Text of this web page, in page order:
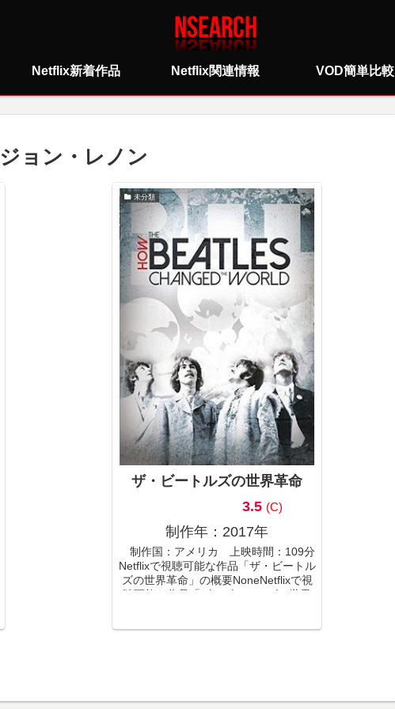
Netflix新着作品 Netflix関連情報 VOD簡単比較
ジョン・レノン
未分類
ザ・ビートルズの世界革命
3.5 (C)
制作年：2017年
制作国：アメリカ 上映時間：109分
Netflixで視聴可能な作品「ザ・ビートル
ズの世界革命」の概要NoneNetflixで視
聴可能な作品「ザ・ビートルズの世界